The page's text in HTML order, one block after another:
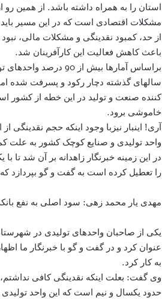
استان را به همراه داشته باشد. از همین
مشکلات اقتصادی است که در این مسیر
از حد، کمبود نقدینگی و مشکلات مالی،
باعث کاهش فعالیت این کارآفرینان شد.
براساس آمارها بیش
سالهای گذشته دچار رکود و پسرفت شده
کننده صنعت و تولید در این خطه از کشور
خاموشی برود.
آری! اینبار نیزبا وجود اینکه حجم نقدینگی
واحد تولیدی و صنایع کوچک کشور به علت
در این زمینه خبرنگار زاهدانه بر آن شد تا
را تعطیل کرده است به گفت و گو بپردازد
مهدی یار محمد زهی: سود اصلی به نفع
یکی از صاحبان واحدهای تولیدی در
به کار کرد.
وی گفت: بعلت اینکه نقدینگی کافی نداشتم،
حدود یکسال و نیم است که این واحد